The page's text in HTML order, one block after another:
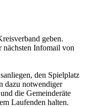
geben.
nächsten Infomail von
den Spielplatz
dazu notwendiger
die Gemeinderäte
Laufenden halten.